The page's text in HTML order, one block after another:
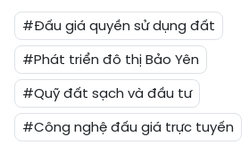
#Đấu giá quyền sử dụng đất
#Phát triển đô thị Bảo Yên
#Quỹ đất sạch và đầu tư
#Công nghệ đấu giá trực tuyến